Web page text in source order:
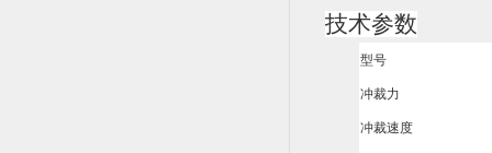
技术参数
型号
冲裁力
冲裁速度